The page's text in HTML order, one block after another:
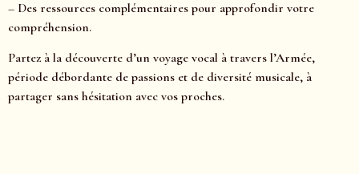
– Des ressources complémentaires pour approfondir votre
compréhension.
Partez à la découverte d’un voyage vocal à travers l’Armée,
période débordante de passions et de diversité musicale, à
partager sans hésitation avec vos proches.